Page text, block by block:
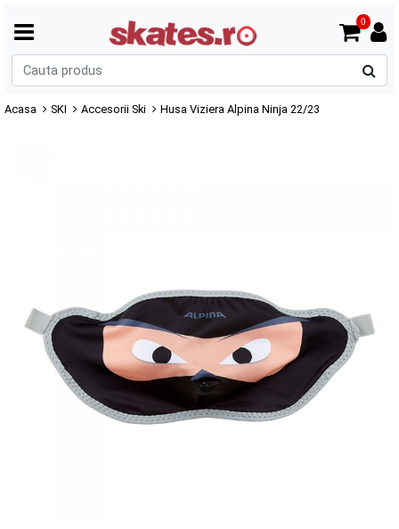
0
Acasa SKI Accesorii Ski Husa Viziera Alpina Ninja 22/23